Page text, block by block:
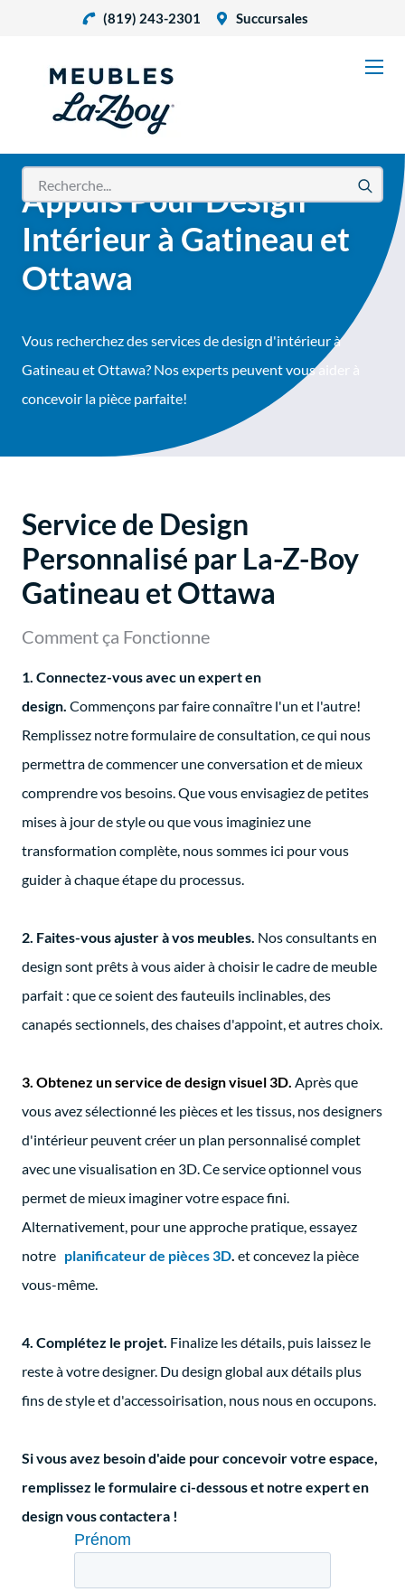
(819) 243-2301 Succursales
Appuis Pour Design
Intérieur à Gatineau et
Ottawa
Vous recherchez des services de design d'intérieur à
Gatineau et Ottawa? Nos experts peuvent vous aider à
concevoir la pièce parfaite!
Service de Design
Personnalisé par La-Z-Boy
Gatineau et Ottawa
Comment ça Fonctionne
1. Connectez-vous avec un expert en
design. Commençons par faire connaître l'un et l'autre!
Remplissez notre formulaire de consultation, ce qui nous
permettra de commencer une conversation et de mieux
comprendre vos besoins. Que vous envisagiez de petites
mises à jour de style ou que vous imaginiez une
transformation complète, nous sommes ici pour vous
guider à chaque étape du processus.
2. Faites-vous ajuster à vos meubles. Nos consultants en
design sont prêts à vous aider à choisir le cadre de meuble
parfait : que ce soient des fauteuils inclinables, des
canapés sectionnels, des chaises d'appoint, et autres choix.
3. Obtenez un service de design visuel 3D. Après que
vous avez sélectionné les pièces et les tissus, nos designers
d'intérieur peuvent créer un plan personnalisé complet
avec une visualisation en 3D. Ce service optionnel vous
permet de mieux imaginer votre espace fini.
Alternativement, pour une approche pratique, essayez
notre planificateur de pièces 3D. et concevez la pièce
vous-même.
4. Complétez le projet. Finalize les détails, puis laissez le
reste à votre designer. Du design global aux détails plus
fins de style et d'accessoirisation, nous nous en occupons.
Si vous avez besoin d'aide pour concevoir votre espace,
remplissez le formulaire ci-dessous et notre expert en
design vous contactera !